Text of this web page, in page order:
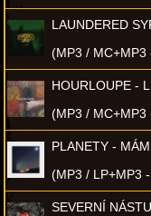
LAUNDERED
(MP3 /
HOURLOUPE -
(MP3 / MC+MP3
PLANETY -
(MP3 / LP+MP3
SEVERNÍ